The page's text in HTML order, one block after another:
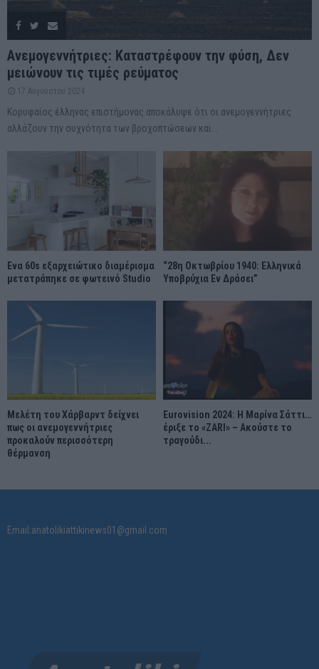
Ανεμογεννήτριες: Καταστρέφουν την φύση, Δεν
μειώνουν τις τιμές ρεύματος
17 Αυγούστου 2024
Κορυφαίος έλληνας επιστήμονας αποκάλυψε ότι οι ανεμογεννήτριες
αλλάζουν την συχνότητα των βροχοπτώσεων και...
Ένα 60s εξαρχειώτικο διαμέρισμα
μετατράπηκε σε φωτεινό Studio
“28η Οκτωβρίου 1940: Ελληνικά
Υποβρύχια Εν Δράσει”
Μελέτη του Χάρβαρντ δείχνει
πως οι ανεμογεννήτριες
προκαλούν περισσότερη
θέρμανση
Eurovision 2024: Η Μαρίνα Σάττι…
έριξε το «ZARI» – Ακούστε το
τραγούδι...
Email:anatolikiattikinews01@gmail.com